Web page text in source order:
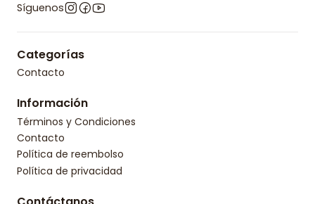
Síguenos
Categorías
Contacto
Información
Términos y Condiciones
Contacto
Política de reembolso
Política de privacidad